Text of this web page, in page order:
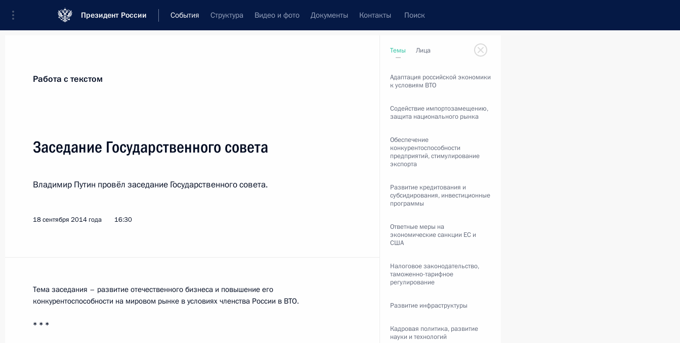
Президент России События Структура Видео и фото Документы Контакты Поиск
Комиссии и советы
сентябрь, 2014
Новости
Послания Федеральному Собранию
Совещания, заседания, рабочие встречи
Пресс-конференции
Статьи
24 сентября 2014 года, среда
Работа с текстом
Заседание Государственного совета
Владимир Путин провёл заседание Государственного совета.
18 сентября 2014 года 16:30
Тема заседания – развитие отечественного бизнеса и повышение его
конкурентоспособности на мировом рынке в условиях членства России в ВТО.
* * *
Темы
Адаптация российской экономики
к условиям ВТО
Содействие импортозамещению,
защита национального рынка
Обеспечение
конкурентоспособности
предприятий, стимулирование
экспорта
Развитие кредитования и
субсидирования, инвестиционные
программы
Ответные меры на
экономические санкции ЕС и
США
Налоговое законодательство,
таможенно-тарифное
регулирование
Развитие инфраструктуры
Кадровая политика, развитие
науки и технологий
Лица